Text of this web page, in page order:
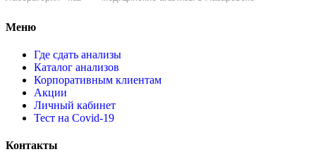
Меню
Где сдать анализы
Каталог анализов
Корпоративным клиентам
Акции
Личный кабинет
Тест на Covid-19
Контакты